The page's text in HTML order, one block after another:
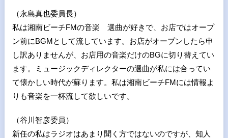
（永島真也委員長）
私は湘南ビーチFMの音楽 選曲が好きで、お店ではオープ
ン前にBGMとして流しています。お店がオープンしたら申
し訳ありませんが、お店用の音楽だけのBGに切り替えてい
ます。ミュージックディレクターの選曲が私には合ってい
て懐かしい時代が蘇ります。私は湘南ビーチFMには情報よ
りも音楽を一杯流して欲しいです。
（谷川智彦委員）
新任の私はラジオはあまり聞く方ではないのですが、知人